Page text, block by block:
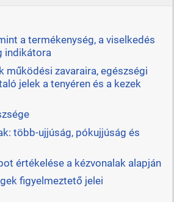
a termékenység, a viselkedés
indikátora
működési zavaraira, egészségi
jelek a tenyéren és a kezek
több-ujjúság, pókujjúság és
értékelése a kézvonalak alapján
figyelmeztető jelei